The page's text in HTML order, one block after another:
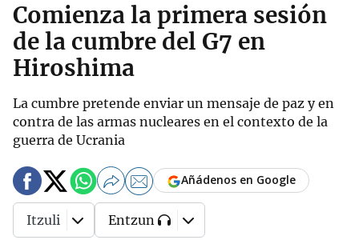
Comienza la primera sesión
de la cumbre del G7 en
Hiroshima
La cumbre pretende enviar un mensaje de paz y en
contra de las armas nucleares en el contexto de la
guerra de Ucrania
Añádenos en Google
Itzuli Entzun